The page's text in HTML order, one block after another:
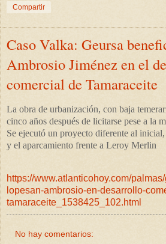
Compartir
Caso Valka: Geursa
Ambrosio Jiménez en el
comercial de Tamaraceite
La obra de urbanización, con baja
cinco años después de licitarse pese a la
Se ejecutó un proyecto diferente al
y el aparcamiento frente a Leroy Merlin
https://www.atlanticohoy.com/
lopesan-ambrosio-en-desarrollo-
tamaraceite_1538425_102.html
No hay comentarios: